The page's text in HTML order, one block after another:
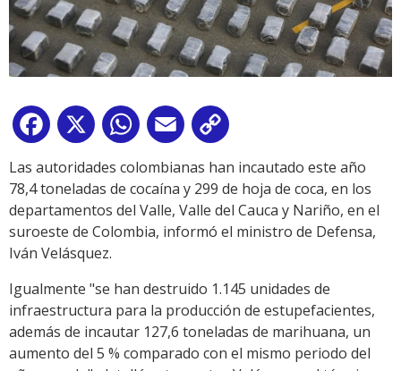
Facebook
X WhatsApp
Email
Link
Las autoridades colombianas han incautado este año
78,4 toneladas de cocaína y 299 de hoja de coca, en los
departamentos del Valle, Valle del Cauca y Nariño, en el
suroeste de Colombia, informó el ministro de Defensa,
Iván Velásquez.
Igualmente "se han destruido 1.145 unidades de
infraestructura para la producción de estupefacientes,
además de incautar 127,6 toneladas de marihuana, un
aumento del 5 % comparado con el mismo periodo del